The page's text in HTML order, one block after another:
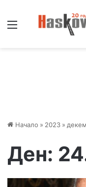
Начало » 2023 »
Ден: